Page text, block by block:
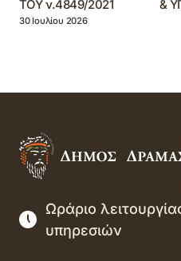
ΤΟΥ ν.4849/2021 &
30 Ιουλίου 2026
Ωράριο
υπηρεσιών